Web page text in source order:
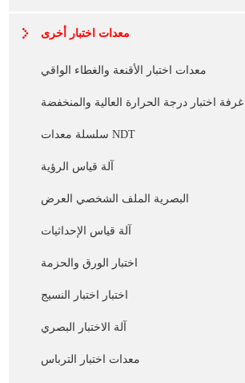
معدات اختبار أخرى
معدات اختبار الأقنعة والغطاء الواقي
غرفة اختبار درجة الحرارة العالية والمنخفضة
سلسلة معدات NDT
آلة قياس الرؤية
البصرية الملف الشخصي العرض
آلة قياس الإحداثيات
اختبار الورق والحزمة
اختبار اختبار النسيج
آلة الاختبار البصري
معدات اختبار الترباس